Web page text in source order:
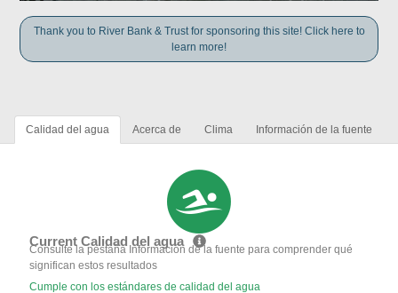
Thank you to River Bank & Trust for sponsoring this site! Click here to
learn more!
Calidad del agua Acerca de Clima Información de la fuente
Current Calidad del agua
Consulte la pestaña Información de la fuente para comprender qué
significan estos resultados
Cumple con los estándares de calidad del agua